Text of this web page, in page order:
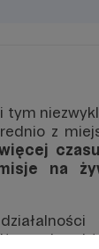
tym
z
na
ale